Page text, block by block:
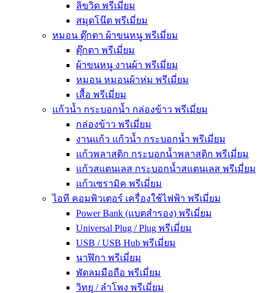
ลิขวิด พรีเมี่ยม
สมุดโน๊ต พรีเมี่ยม
หมอน ตุ๊กตา ผ้าขนหนู พรีเมี่ยม
ตุ๊กตา พรีเมี่ยม
ผ้าขนหนู งานผ้า พรีเมี่ยม
หมอน หมอนผ้าห่ม พรีเมี่ยม
เสื้อ พรีเมี่ยม
แก้วน้ำ กระบอกน้ำ กล่องข้าว พรีเมี่ยม
กล่องข้าว พรีเมี่ยม
งานแก้ว แก้วน้ำ กระบอกน้ำ พรีเมี่ยม
แก้วพลาสติก กระบอกน้ำพลาสติก พรีเมี่ยม
แก้วสแตนเลส กระบอกน้ำสแตนเลส พรีเมี่ยม
แก้วเซรามิค พรีเมี่ยม
ไอที คอมพิวเตอร์ เครื่องใช้ไฟฟ้า พรีเมี่ยม
Power Bank (แบตสำรอง) พรีเมี่ยม
Universal Plug / Plug พรีเมี่ยม
USB / USB Hub พรีเมี่ยม
นาฬิกา พรีเมี่ยม
พัดลมมือถือ พรีเมี่ยม
วิทยุ / ลำโพง พรีเมี่ยม